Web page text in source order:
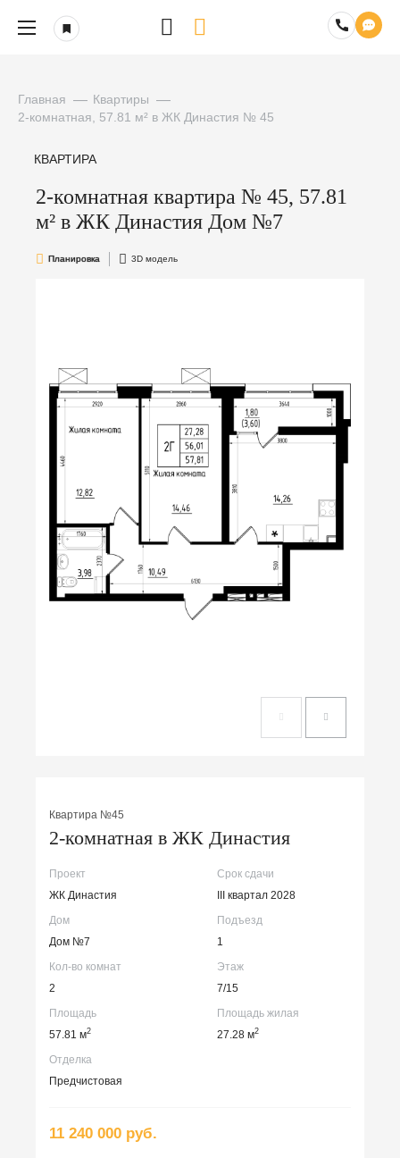
Главная
Квартиры
2-комнатная, 57.81 м² в ЖК Династия № 45
КВАРТИРА
2-комнатная квартира № 45, 57.81
м² в ЖК Династия Дом №7
Планировка 3D модель
Квартира №45
2-комнатная в ЖК Династия
Проект
ЖК Династия
Срок сдачи
III квартал 2028
Дом
Дом №7
Подъезд
1
Кол-во комнат
2
Этаж
7/15
Площадь
57.81 м2
Площадь жилая
27.28 м2
Отделка
Предчистовая
11 240 000 руб.